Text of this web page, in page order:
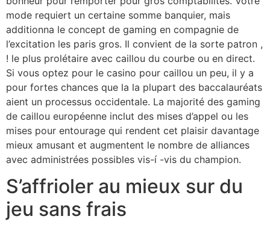
mode requiert un certaine somme banquier, mais
additionna le concept de gaming en compagnie de
l’excitation les paris gros. Il convient de la sorte patron ,
! le plus prolétaire avec caillou du courbe ou en direct.
Si vous optez pour le casino pour caillou un peu, il y a
pour fortes chances que la la plupart des baccalauréats
aient un processus occidentale. La majorité des gaming
de caillou européenne inclut des mises d’appel ou les
mises pour entourage qui rendent cet plaisir davantage
mieux amusant et augmentent le nombre de alliances
avec administrées possibles vis-í -vis du champion.
S’affrioler au mieux sur du
jeu sans frais